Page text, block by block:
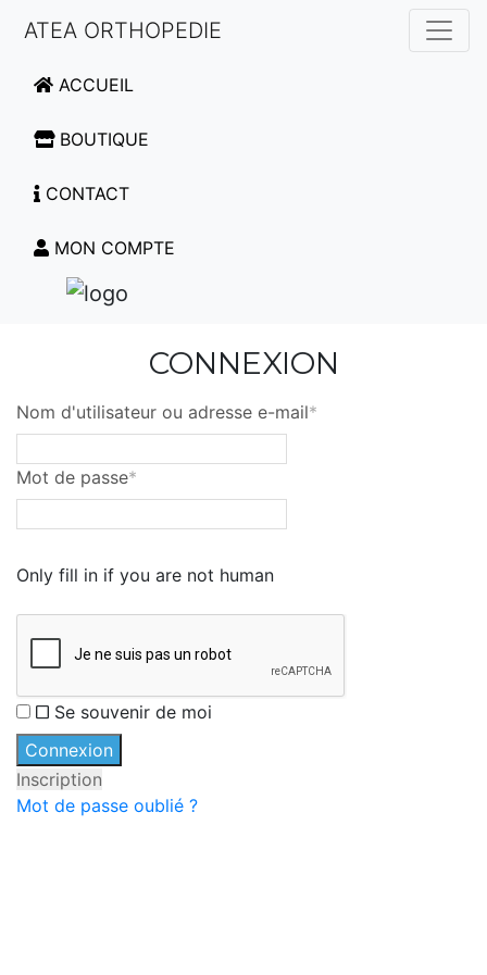
ATEA ORTHOPEDIE
ACCUEIL
BOUTIQUE
CONTACT
MON COMPTE
CONNEXION
Nom d'utilisateur ou adresse e-mail*
Mot de passe*
Only fill in if you are not human
Se souvenir de moi
Inscription
Mot de passe oublié ?